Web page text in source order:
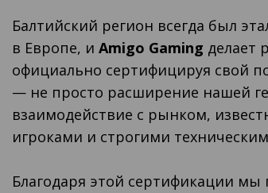
Балтийский регион всегда был
в Европе, иAmigo Gaming делает
официально сертифицируя свой
— не просто расширение нашей
взаимодействие с рынком,
игроками и строгими
Благодаря этой сертификации мы